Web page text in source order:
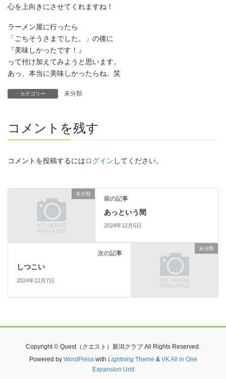
心を上向きにさせてくれますね！
ラーメン屋に行ったら
「ごちそうさまでした。」の後に
『美味しかったです！』
って付け加えてみようと思います。
あっ、本当に美味しかったらね。笑
カテゴリー 未分類
コメントを残す
コメントを投稿するにはログイン してください。
未分類
前の記事
あっという間
2024年12月5日
未分類
次の記事
しつこい
2024年12月7日
Copyright © Quest（クエスト）新潟クラブ All Rights Reserved.
Powered by WordPresswith Lightning Theme & VK All in One
Expansion Unit